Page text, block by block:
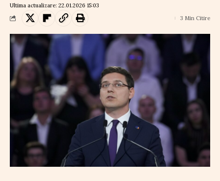
Ultima actualizare: 22.01.2026 15:03
3 Min Citire